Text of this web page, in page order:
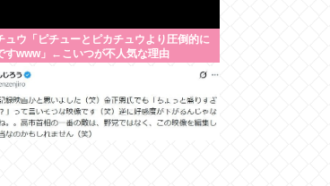
ュウ「ピチューとピカチュウより圧倒的に
すwww」←こいつが不人気な理由